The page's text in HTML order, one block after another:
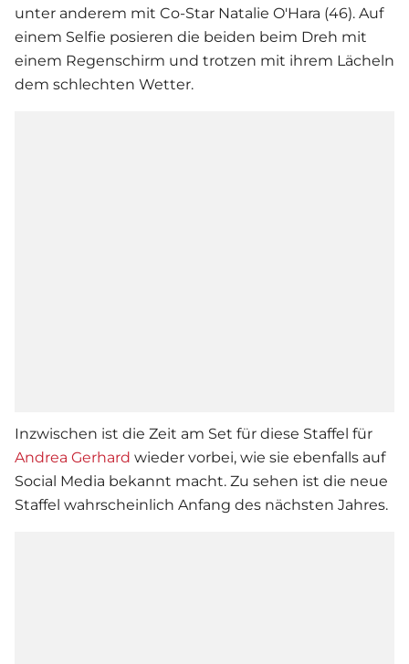
unter anderem mit Co-Star Natalie O'Hara (46). Auf
einem Selfie posieren die beiden beim Dreh mit
einem Regenschirm und trotzen mit ihrem Lächeln
dem schlechten Wetter.
Inzwischen ist die Zeit am Set für diese Staffel für
Andrea Gerhard wieder vorbei, wie sie ebenfalls auf
Social Media bekannt macht. Zu sehen ist die neue
Staffel wahrscheinlich Anfang des nächsten Jahres.